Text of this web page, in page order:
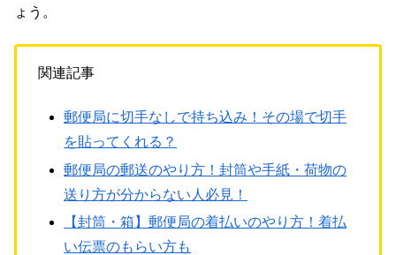
ょう。
関連記事
郵便局に切手なしで持ち込み！その場で切手
を貼ってくれる？
郵便局の郵送のやり方！封筒や手紙・荷物の
送り方が分からない人必見！
【封筒・箱】郵便局の着払いのやり方！着払
い伝票のもらい方も